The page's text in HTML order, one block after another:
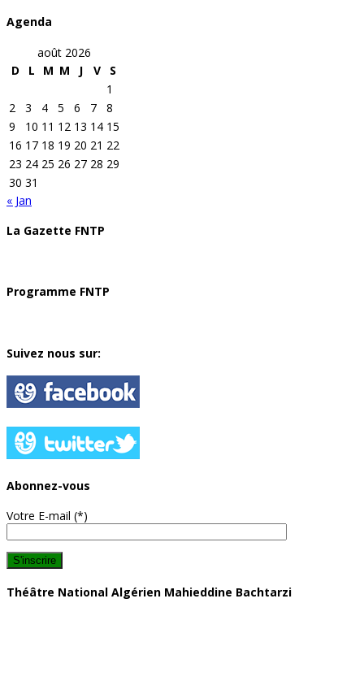
Agenda
août 2026
D
L M M J V
S
1
2
3 4 5 6 7
8
9
10 11 12 13 14 15
16 17 18 19 20 21 22
23 24 25 26 27 28 29
30 31
« Jan
La Gazette FNTP
Programme FNTP
Suivez nous sur:
Abonnez-vous
Votre E-mail (*)
Théâtre National Algérien Mahieddine Bachtarzi